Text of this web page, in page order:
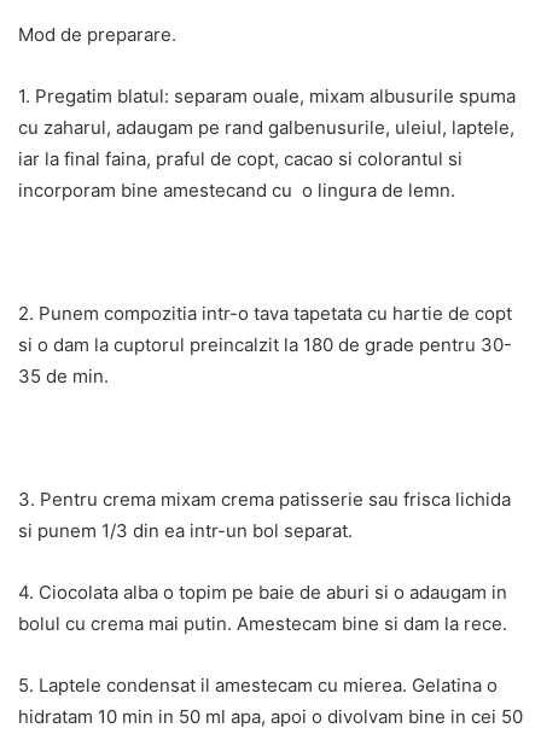
Mod de preparare.
1. Pregatim blatul: separam ouale, mixam albusurile spuma
cu zaharul, adaugam pe rand galbenusurile, uleiul, laptele,
iar la final faina, praful de copt, cacao si colorantul si
incorporam bine amestecand cu o lingura de lemn.
2. Punem compozitia intr-o tava tapetata cu hartie de copt
si o dam la cuptorul preincalzit la 180 de grade pentru 30-
35 de min.
3. Pentru crema mixam crema patisserie sau frisca lichida
si punem 1/3 din ea intr-un bol separat.
4. Ciocolata alba o topim pe baie de aburi si o adaugam in
bolul cu crema mai putin. Amestecam bine si dam la rece.
5. Laptele condensat il amestecam cu mierea. Gelatina o
hidratam 10 min in 50 ml apa, apoi o divolvam bine in cei 50